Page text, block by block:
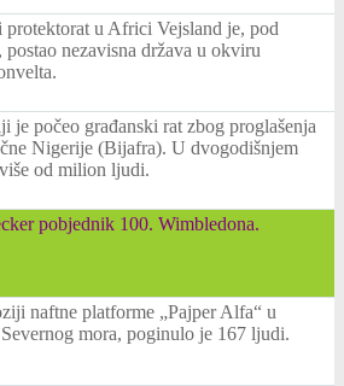
protektorat u Africi Vejsland je, pod
nezavisna država u okviru
je počeo građanski rat zbog proglašenja
Nigerije (Bijafra). U dvogodišnjem
od milion ljudi.
pobjednik 100. Wimbledona.
naftne platforme „Pajper Alfa“ u
mora, poginulo je 167 ljudi.